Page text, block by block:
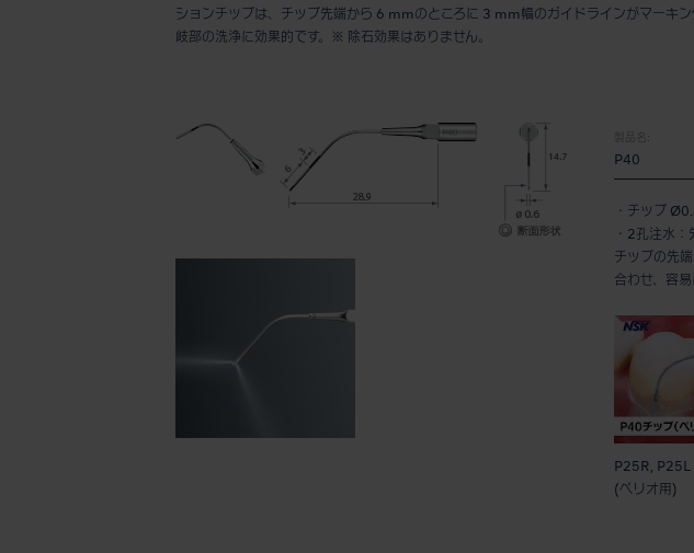
ションチップは、チップ先端から 6 mmのところに 3 mm幅のガイドラインがマーキ
岐部の洗浄に効果的です。※ 除石効果はありません。
製品名:
P40
・チップ
・2孔注水：
チップの先
合わせ、容易
P25R,
(ペリオ用)